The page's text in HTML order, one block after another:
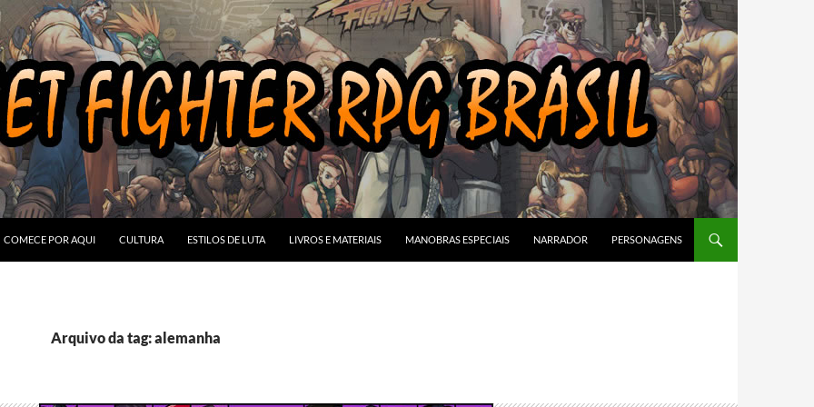
COMECE POR AQUI CULTURA ESTILOS DE LUTA LIVROS E MATERIAIS MANOBRAS ESPECIAIS NARRADOR PERSONAGENS
Arquivo da tag: alemanha